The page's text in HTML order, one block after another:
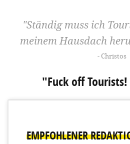
Ständig muss ich
meinem Hausdach
Christos
"Fuck off
EMPFOHLENER